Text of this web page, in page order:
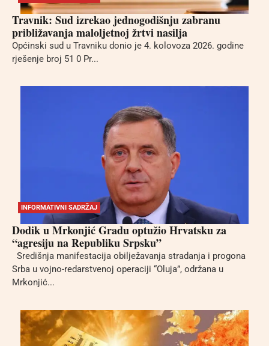
Travnik: Sud izrekao jednogodišnju zabranu
približavanja maloljetnoj žrtvi nasilja
Općinski sud u Travniku donio je 4. kolovoza 2026. godine
rješenje broj 51 0 Pr...
INFORMATIVNI SADRŽAJ
Dodik u Mrkonjić Gradu optužio Hrvatsku za
“agresiju na Republiku Srpsku”
Središnja manifestacija obilježavanja stradanja i progona
Srba u vojno-redarstvenoj operaciji “Oluja”, održana u
Mrkonjić...